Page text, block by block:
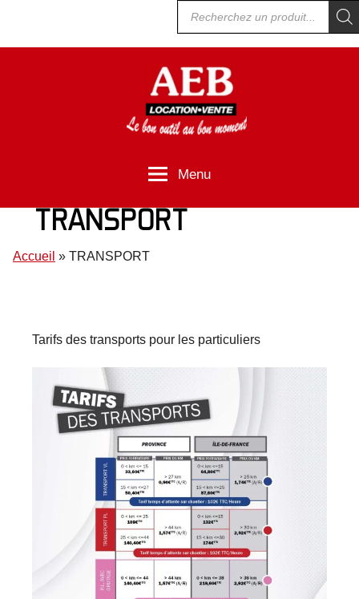
Recherche
de
AEB
de
matériel
Menu
TRANSPORT
Accueil » TRANSPORT
Tarifs des transports pour les particuliers